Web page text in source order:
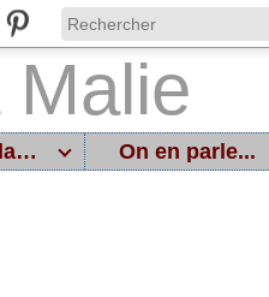
Catégories Bavardages On en parle...